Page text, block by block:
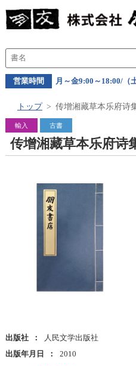
営業時間 月～金9:00～18:00/（
トップ 传增湘藏草本乐府诗
輸入 古書
传增湘藏草本乐府诗
出版社
人民文学出版社
出版年月日
2010